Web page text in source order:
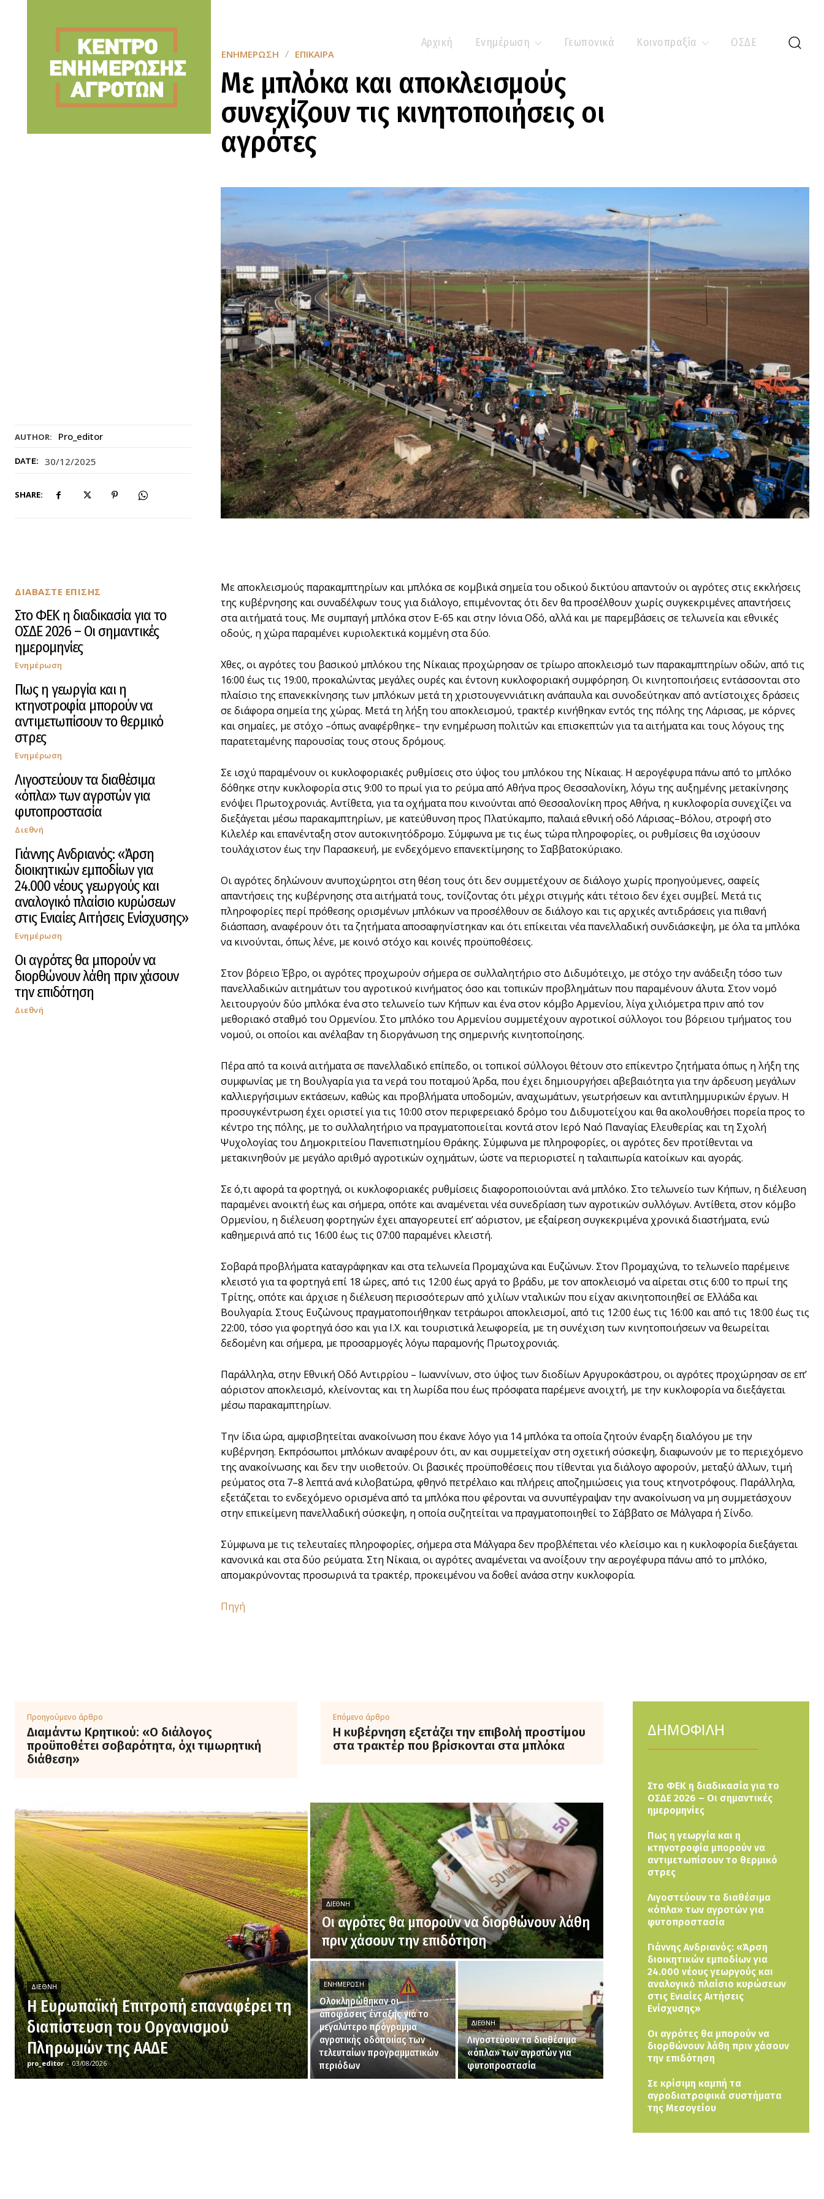
Αρχική Ενημέρωση Γεωπονικά Κοινοπραξία ΟΣΔΕ
AUTHOR: Pro_editor
DATE: 30/12/2025
SHARE:
ΕΝΗΜΈΡΩΣΗ ΕΠΊΚΑΙΡΑ
Με μπλόκα και αποκλεισμούς
συνεχίζουν τις κινητοποιήσεις οι
αγρότες
ΔΙΑΒΑΣΤΕ ΕΠΙΣΗΣ
Στο ΦΕΚ η διαδικασία για το
ΟΣΔΕ 2026 – Οι σημαντικές
ημερομηνίες
Ενημέρωση
Πως η γεωργία και η
κτηνοτροφία μπορούν να
αντιμετωπίσουν το θερμικό
στρες
Ενημέρωση
Λιγοστεύουν τα διαθέσιμα
«όπλα» των αγροτών για
φυτοπροστασία
Διεθνή
Γιάννης Ανδριανός: «Άρση
διοικητικών εμποδίων για
24.000 νέους γεωργούς και
αναλογικό πλαίσιο κυρώσεων
στις Ενιαίες Αιτήσεις Ενίσχυσης»
Ενημέρωση
Οι αγρότες θα μπορούν να
διορθώνουν λάθη πριν χάσουν
την επιδότηση
Διεθνή
Με αποκλεισμούς παρακαμπτηρίων και μπλόκα σε κομβικά σημεία του οδικού δικτύου απαντούν οι αγρότες στις εκκλήσεις
της κυβέρνησης και συναδέλφων τους για διάλογο, επιμένοντας ότι δεν θα προσέλθουν χωρίς συγκεκριμένες απαντήσεις
στα αιτήματά τους. Με συμπαγή μπλόκα στον Ε-65 και στην Ιόνια Οδό, αλλά και με παρεμβάσεις σε τελωνεία και εθνικές
οδούς, η χώρα παραμένει κυριολεκτικά κομμένη στα δύο.
Χθες, οι αγρότες του βασικού μπλόκου της Νίκαιας προχώρησαν σε τρίωρο αποκλεισμό των παρακαμπτηρίων οδών, από τις
16:00 έως τις 19:00, προκαλώντας μεγάλες ουρές και έντονη κυκλοφοριακή συμφόρηση. Οι κινητοποιήσεις εντάσσονται στο
πλαίσιο της επανεκκίνησης των μπλόκων μετά τη χριστουγεννιάτικη ανάπαυλα και συνοδεύτηκαν από αντίστοιχες δράσεις
σε διάφορα σημεία της χώρας. Μετά τη λήξη του αποκλεισμού, τρακτέρ κινήθηκαν εντός της πόλης της Λάρισας, με κόρνες
και σημαίες, με στόχο –όπως αναφέρθηκε– την ενημέρωση πολιτών και επισκεπτών για τα αιτήματα και τους λόγους της
παρατεταμένης παρουσίας τους στους δρόμους.
Σε ισχύ παραμένουν οι κυκλοφοριακές ρυθμίσεις στο ύψος του μπλόκου της Νίκαιας. Η αερογέφυρα πάνω από το μπλόκο
δόθηκε στην κυκλοφορία στις 9:00 το πρωί για το ρεύμα από Αθήνα προς Θεσσαλονίκη, λόγω της αυξημένης μετακίνησης
ενόψει Πρωτοχρονιάς. Αντίθετα, για τα οχήματα που κινούνται από Θεσσαλονίκη προς Αθήνα, η κυκλοφορία συνεχίζει να
διεξάγεται μέσω παρακαμπτηρίων, με κατεύθυνση προς Πλατύκαμπο, παλαιά εθνική οδό Λάρισας–Βόλου, στροφή στο
Κιλελέρ και επανένταξη στον αυτοκινητόδρομο. Σύμφωνα με τις έως τώρα πληροφορίες, οι ρυθμίσεις θα ισχύσουν
τουλάχιστον έως την Παρασκευή, με ενδεχόμενο επανεκτίμησης το Σαββατοκύριακο.
Οι αγρότες δηλώνουν ανυποχώρητοι στη θέση τους ότι δεν συμμετέχουν σε διάλογο χωρίς προηγούμενες, σαφείς
απαντήσεις της κυβέρνησης στα αιτήματά τους, τονίζοντας ότι μέχρι στιγμής κάτι τέτοιο δεν έχει συμβεί. Μετά τις
πληροφορίες περί πρόθεσης ορισμένων μπλόκων να προσέλθουν σε διάλογο και τις αρχικές αντιδράσεις για πιθανή
διάσπαση, αναφέρουν ότι τα ζητήματα αποσαφηνίστηκαν και ότι επίκειται νέα πανελλαδική συνδιάσκεψη, με όλα τα μπλόκα
να κινούνται, όπως λένε, με κοινό στόχο και κοινές προϋποθέσεις.
Στον βόρειο Έβρο, οι αγρότες προχωρούν σήμερα σε συλλαλητήριο στο Διδυμότειχο, με στόχο την ανάδειξη τόσο των
πανελλαδικών αιτημάτων του αγροτικού κινήματος όσο και τοπικών προβλημάτων που παραμένουν άλυτα. Στον νομό
λειτουργούν δύο μπλόκα: ένα στο τελωνείο των Κήπων και ένα στον κόμβο Αρμενίου, λίγα χιλιόμετρα πριν από τον
μεθοριακό σταθμό του Ορμενίου. Στο μπλόκο του Αρμενίου συμμετέχουν αγροτικοί σύλλογοι του βόρειου τμήματος του
νομού, οι οποίοι και ανέλαβαν τη διοργάνωση της σημερινής κινητοποίησης.
Πέρα από τα κοινά αιτήματα σε πανελλαδικό επίπεδο, οι τοπικοί σύλλογοι θέτουν στο επίκεντρο ζητήματα όπως η λήξη της
συμφωνίας με τη Βουλγαρία για τα νερά του ποταμού Άρδα, που έχει δημιουργήσει αβεβαιότητα για την άρδευση μεγάλων
καλλιεργήσιμων εκτάσεων, καθώς και προβλήματα υποδομών, αναχωμάτων, γεωτρήσεων και αντιπλημμυρικών έργων. Η
προσυγκέντρωση έχει οριστεί για τις 10:00 στον περιφερειακό δρόμο του Διδυμοτείχου και θα ακολουθήσει πορεία προς το
κέντρο της πόλης, με το συλλαλητήριο να πραγματοποιείται κοντά στον Ιερό Ναό Παναγίας Ελευθερίας και τη Σχολή
Ψυχολογίας του Δημοκριτείου Πανεπιστημίου Θράκης. Σύμφωνα με πληροφορίες, οι αγρότες δεν προτίθενται να
μετακινηθούν με μεγάλο αριθμό αγροτικών οχημάτων, ώστε να περιοριστεί η ταλαιπωρία κατοίκων και αγοράς.
Σε ό,τι αφορά τα φορτηγά, οι κυκλοφοριακές ρυθμίσεις διαφοροποιούνται ανά μπλόκο. Στο τελωνείο των Κήπων, η διέλευση
παραμένει ανοικτή έως και σήμερα, οπότε και αναμένεται νέα συνεδρίαση των αγροτικών συλλόγων. Αντίθετα, στον κόμβο
Ορμενίου, η διέλευση φορτηγών έχει απαγορευτεί επ’ αόριστον, με εξαίρεση συγκεκριμένα χρονικά διαστήματα, ενώ
καθημερινά από τις 16:00 έως τις 07:00 παραμένει κλειστή.
Σοβαρά προβλήματα καταγράφηκαν και στα τελωνεία Προμαχώνα και Ευζώνων. Στον Προμαχώνα, το τελωνείο παρέμεινε
κλειστό για τα φορτηγά επί 18 ώρες, από τις 12:00 έως αργά το βράδυ, με τον αποκλεισμό να αίρεται στις 6:00 το πρωί της
Τρίτης, οπότε και άρχισε η διέλευση περισσότερων από χιλίων νταλικών που είχαν ακινητοποιηθεί σε Ελλάδα και
Βουλγαρία. Στους Ευζώνους πραγματοποιήθηκαν τετράωροι αποκλεισμοί, από τις 12:00 έως τις 16:00 και από τις 18:00 έως τις
22:00, τόσο για φορτηγά όσο και για Ι.Χ. και τουριστικά λεωφορεία, με τη συνέχιση των κινητοποιήσεων να θεωρείται
δεδομένη και σήμερα, με προσαρμογές λόγω παραμονής Πρωτοχρονιάς.
Παράλληλα, στην Εθνική Οδό Αντιρρίου – Ιωαννίνων, στο ύψος των διοδίων Αργυροκάστρου, οι αγρότες προχώρησαν σε επ’
αόριστον αποκλεισμό, κλείνοντας και τη λωρίδα που έως πρόσφατα παρέμενε ανοιχτή, με την κυκλοφορία να διεξάγεται
μέσω παρακαμπτηρίων.
Την ίδια ώρα, αμφισβητείται ανακοίνωση που έκανε λόγο για 14 μπλόκα τα οποία ζητούν έναρξη διαλόγου με την
κυβέρνηση. Εκπρόσωποι μπλόκων αναφέρουν ότι, αν και συμμετείχαν στη σχετική σύσκεψη, διαφωνούν με το περιεχόμενο
της ανακοίνωσης και δεν την υιοθετούν. Οι βασικές προϋποθέσεις που τίθενται για διάλογο αφορούν, μεταξύ άλλων, τιμή
ρεύματος στα 7–8 λεπτά ανά κιλοβατώρα, φθηνό πετρέλαιο και πλήρεις αποζημιώσεις για τους κτηνοτρόφους. Παράλληλα,
εξετάζεται το ενδεχόμενο ορισμένα από τα μπλόκα που φέρονται να συνυπέγραψαν την ανακοίνωση να μη συμμετάσχουν
στην επικείμενη πανελλαδική σύσκεψη, η οποία συζητείται να πραγματοποιηθεί το Σάββατο σε Μάλγαρα ή Σίνδο.
Σύμφωνα με τις τελευταίες πληροφορίες, σήμερα στα Μάλγαρα δεν προβλέπεται νέο κλείσιμο και η κυκλοφορία διεξάγεται
κανονικά και στα δύο ρεύματα. Στη Νίκαια, οι αγρότες αναμένεται να ανοίξουν την αερογέφυρα πάνω από το μπλόκο,
απομακρύνοντας προσωρινά τα τρακτέρ, προκειμένου να δοθεί ανάσα στην κυκλοφορία.
Πηγή
Προηγούμενο άρθρο
Διαμάντω Κρητικού: «Ο διάλογος
προϋποθέτει σοβαρότητα, όχι τιμωρητική
διάθεση»
Επόμενο άρθρο
H κυβέρνηση εξετάζει την επιβολή προστίμου
στα τρακτέρ που βρίσκονται στα μπλόκα
ΔΙΕΘΝΉ
H Ευρωπαϊκή Επιτροπή επαναφέρει τη
διαπίστευση του Οργανισμού
Πληρωμών της ΑΑΔΕ
pro_editor - 03/08/2026
ΔΙΕΘΝΉ
Οι αγρότες θα μπορούν να διορθώνουν λάθη
πριν χάσουν την επιδότηση
ΕΝΗΜΈΡΩΣΗ
Ολοκληρώθηκαν οι
αποφάσεις ένταξης για το
μεγαλύτερο πρόγραμμα
αγροτικής οδοποιίας των
τελευταίων προγραμματικών
περιόδων
ΔΙΕΘΝΉ
Λιγοστεύουν τα διαθέσιμα
«όπλα» των αγροτών για
φυτοπροστασία
ΔΗΜΟΦΙΛΗ
Στο ΦΕΚ η διαδικασία για το
ΟΣΔΕ 2026 – Οι σημαντικές
ημερομηνίες
Πως η γεωργία και η
κτηνοτροφία μπορούν να
αντιμετωπίσουν το θερμικό
στρες
Λιγοστεύουν τα διαθέσιμα
«όπλα» των αγροτών για
φυτοπροστασία
Γιάννης Ανδριανός: «Άρση
διοικητικών εμποδίων για
24.000 νέους γεωργούς και
αναλογικό πλαίσιο κυρώσεων
στις Ενιαίες Αιτήσεις
Ενίσχυσης»
Οι αγρότες θα μπορούν να
διορθώνουν λάθη πριν χάσουν
την επιδότηση
Σε κρίσιμη καμπή τα
αγροδιατροφικά συστήματα
της Μεσογείου